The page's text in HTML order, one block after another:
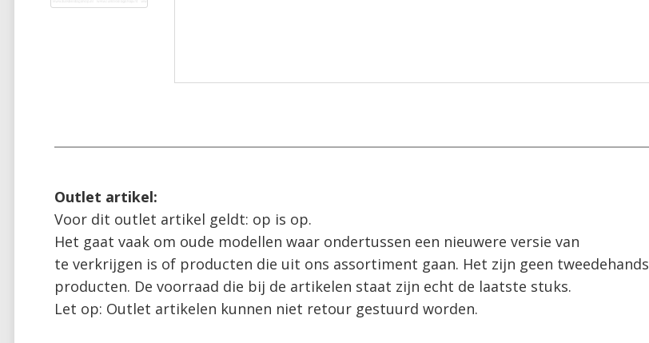
Voor dit outlet artikel geldt: op is op.
Het gaat vaak om oude modellen waar ondertussen een nieuwere versie van
te verkrijgen is of producten die uit ons assortiment gaan. Het zijn geen tweedehands
producten. De voorraad die bij de artikelen staat zijn echt de laatste stuks.
Let op: Outlet artikelen kunnen niet retour gestuurd worden.